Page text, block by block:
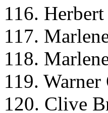
116.
117.
118.
119.
120. Clive